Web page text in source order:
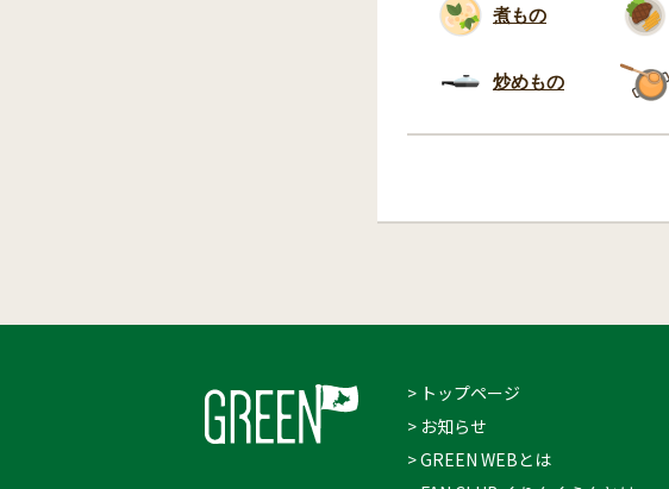
煮もの
炒めもの
> トップページ
> お知らせ
> GREEN WEBとは